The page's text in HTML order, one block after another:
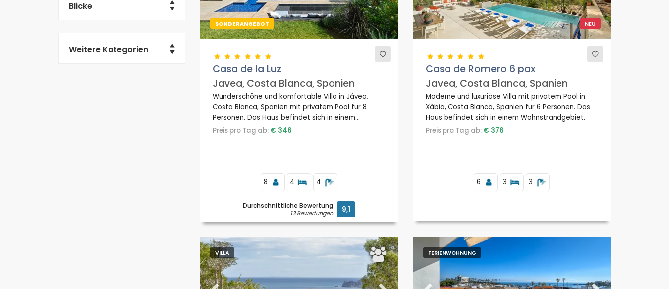
Blicke
Weitere Kategorien
SONDERANGEBOT
Casa de la Luz
Javea, Costa Blanca, Spanien
Wunderschöne und komfortable Villa in Jávea,
Costa Blanca, Spanien mit privatem Pool für 8
Personen. Das Haus befindet sich in einem
Wohnstrandgebiet, in der Nähe von Restaurants
Preis pro Tag ab: € 346
8 4 4
Durchschnittliche Bewertung
13 Bewertungen 9,1
NEU
Casa de Romero 6 pax
Javea, Costa Blanca, Spanien
Moderne und luxuriöse Villa mit privatem Pool in
Xàbia, Costa Blanca, Spanien für 6 Personen. Das
Haus befindet sich in einem Wohnstrandgebiet.
Preis pro Tag ab: € 376
6 3 3
VILLA FERIENWOHNUNG